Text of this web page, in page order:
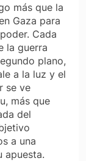
más que la
Gaza para
Cada
la guerra
plano,
a la luz y el
se ve
más que
del
a una
apuesta.